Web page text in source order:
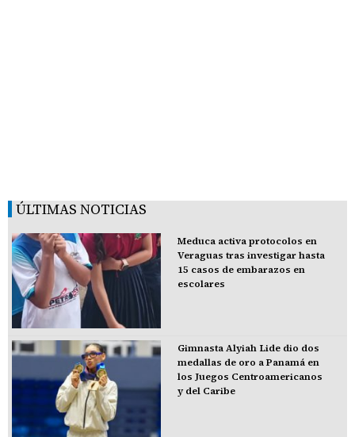
ÚLTIMAS NOTICIAS
Meduca activa protocolos en
Veraguas tras investigar hasta
15 casos de embarazos en
escolares
Gimnasta Alyiah Lide dio dos
medallas de oro a Panamá en
los Juegos Centroamericanos
y del Caribe